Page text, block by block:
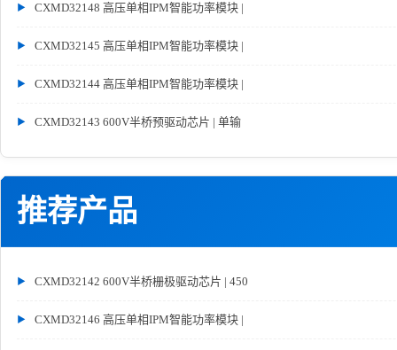
CXMD32148 高压单相IPM智能功率模块 |
CXMD32145 高压单相IPM智能功率模块 |
CXMD32144 高压单相IPM智能功率模块 |
CXMD32143 600V半桥预驱动芯片 | 单输
推荐产品
CXMD32142 600V半桥栅极驱动芯片 | 450
CXMD32146 高压单相IPM智能功率模块 |